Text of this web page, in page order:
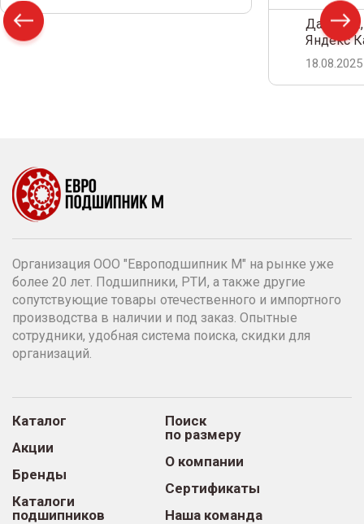
Дамир
Яндекс
18.08.2025
Организация ООО "Европодшипник М" на рынке уже
более 20 лет. Подшипники, РТИ, а также другие
сопутствующие товары отечественного и импортного
производства в наличии и под заказ. Опытные
сотрудники, удобная система поиска, скидки для
организаций.
Каталог
Акции
Бренды
Каталоги
подшипников
Поиск
по размеру
О компании
Сертификаты
Наша команда